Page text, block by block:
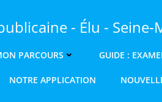
- Élu -
PARCOURS GUIDE :
NOTRE APPLICATION